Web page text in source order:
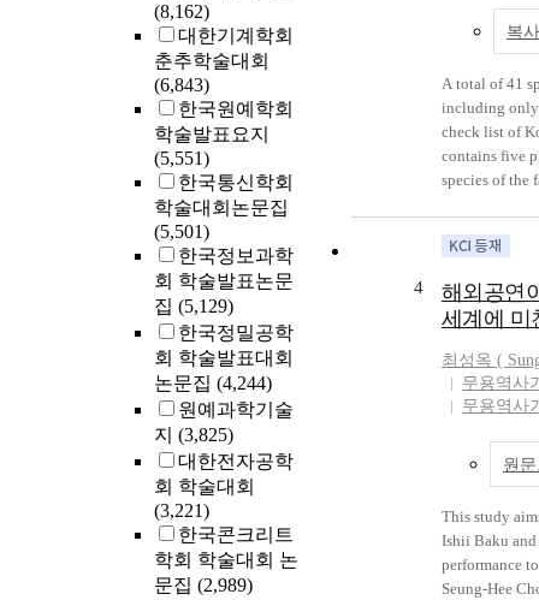
(8,162)
대한기계학회
춘추학술대회
(6,843)
한국원예학회
학술발표요지
(5,551)
한국통신학회
학술대회논문집
(5,501)
한국정보과학
회 학술발표논문
집 (5,129)
한국정밀공학
회 학술발표대회
논문집 (4,244)
원예과학기술
지 (3,825)
대한전자공학
회 학술대회
(3,221)
한국콘크리트
학회 학술대회 논
문집 (2,989)
published,
cases from
have been
average rent
season does
from the rent
although it
But the
difficulties in
in the way of
as a result of
Choi to tenant
the minimum
Choi’s
difference
regions. In
analyzing the
entire data
further studies
insufficient
resolved in
genera and
Peninsula. As
fauna of The
composed of
복
A total of 41
including only
check list of
contains five
species of the
Choi,
L. ocellaris
ciliata Buhl &
Buhl & Choi,
tripotini Buhl
collinus
Further
from The
time, and
for eleven
the Peninsula.
genera and
hitherto
4
해외공연
세계에 미
최성옥 (
무용역사
무용역사
원
This study
Ishii Baku and
performance
Seung-Hee